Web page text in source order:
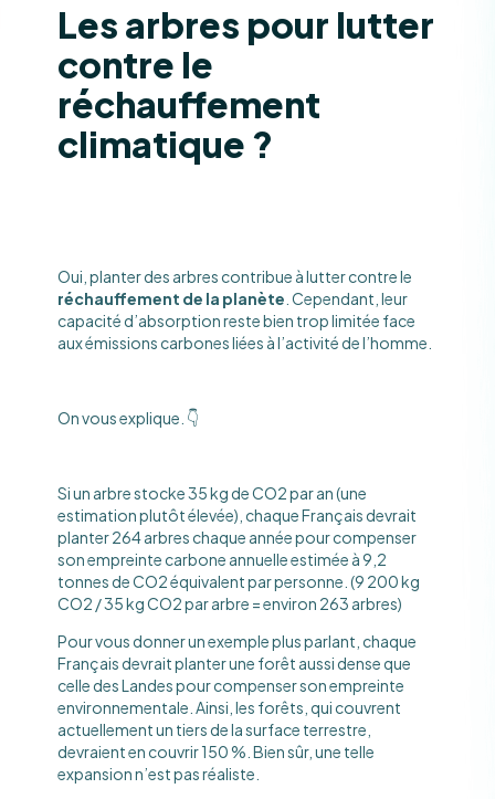
Les arbres pour lutter
contre le
réchauffement
climatique ?
Oui, planter des arbres contribue à lutter contre le
réchauffement de la planète . Cependant, leur
capacité d’absorption reste bien trop limitée face
aux émissions carbones liées à l’activité de l’homme.
On vous explique. 👇
Si un arbre stocke 35 kg de CO2 par an (une
estimation plutôt élevée), chaque Français devrait
planter 264 arbres chaque année pour compenser
son empreinte carbone annuelle estimée à 9,2
tonnes de CO2 équivalent par personne. (9 200 kg
CO2 / 35 kg CO2 par arbre = environ 263 arbres)
Pour vous donner un exemple plus parlant, chaque
Français devrait planter une forêt aussi dense que
celle des Landes pour compenser son empreinte
environnementale. Ainsi, les forêts, qui couvrent
actuellement un tiers de la surface terrestre,
devraient en couvrir 150 %. Bien sûr, une telle
expansion n’est pas réaliste.